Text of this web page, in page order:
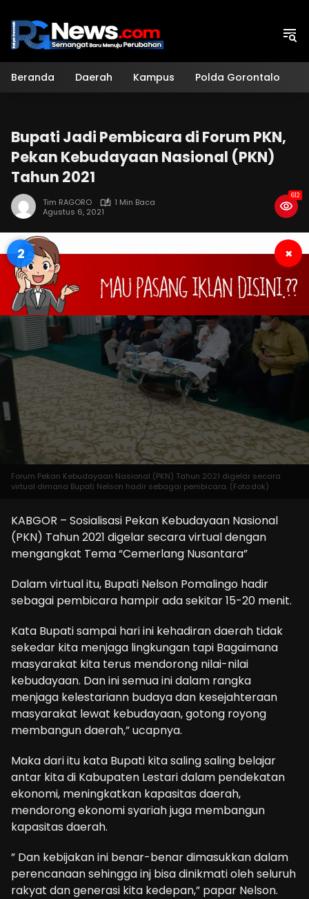
konten
Beranda Daerah Kampus Polda Gorontalo
Bupati Jadi Pembicara di Forum PKN,
Pekan Kebudayaan Nasional (PKN)
Tahun 2021
Tim RAGORO
1 Min Baca
Agustus 6, 2021
612
1 ×
Forum Pekan Kebudayaan Nasional (PKN) Tahun 2021 digelar secara
virtual dimana Bupati Nelson hadir sebagai pembicara. (Foto:dok)
KABGOR – Sosialisasi Pekan Kebudayaan Nasional
(PKN) Tahun 2021 digelar secara virtual dengan
mengangkat Tema “Cemerlang Nusantara”
Dalam virtual itu, Bupati Nelson Pomalingo hadir
sebagai pembicara hampir ada sekitar 15-20 menit.
Kata Bupati sampai hari ini kehadiran daerah tidak
sekedar kita menjaga lingkungan tapi Bagaimana
masyarakat kita terus mendorong nilai-nilai
kebudayaan. Dan ini semua ini dalam rangka
menjaga kelestariann budaya dan kesejahteraan
masyarakat lewat kebudayaan, gotong royong
membangun daerah,” ucapnya.
Maka dari itu kata Bupati kita saling saling belajar
antar kita di Kabupaten Lestari dalam pendekatan
ekonomi, meningkatkan kapasitas daerah,
mendorong ekonomi syariah juga membangun
kapasitas daerah.
” Dan kebijakan ini benar-benar dimasukkan dalam
perencanaan sehingga inj bisa dinikmati oleh seluruh
rakyat dan generasi kita kedepan,” papar Nelson.